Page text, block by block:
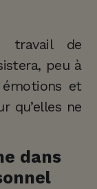
travail de
peu à
et
qu’elles ne
dans